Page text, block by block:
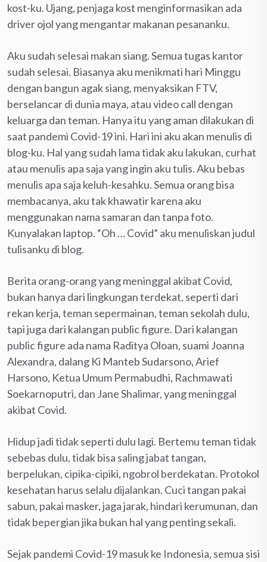
kost-ku. Ujang, penjaga kost menginformasikan ada
driver ojol yang mengantar makanan pesananku.
Aku sudah selesai makan siang. Semua tugas kantor
sudah selesai. Biasanya aku menikmati hari Minggu
dengan bangun agak siang, menyaksikan FTV,
berselancar di dunia maya, atau video call dengan
keluarga dan teman. Hanya itu yang aman dilakukan di
saat pandemi Covid-19 ini. Hari ini aku akan menulis di
blog-ku. Hal yang sudah lama tidak aku lakukan, curhat
atau menulis apa saja yang ingin aku tulis. Aku bebas
menulis apa saja keluh-kesahku. Semua orang bisa
membacanya, aku tak khawatir karena aku
menggunakan nama samaran dan tanpa foto.
Kunyalakan laptop. “Oh … Covid” aku menuliskan judul
tulisanku di blog.
Berita orang-orang yang meninggal akibat Covid,
bukan hanya dari lingkungan terdekat, seperti dari
rekan kerja, teman sepermainan, teman sekolah dulu,
tapi juga dari kalangan public figure. Dari kalangan
public figure ada nama Raditya Oloan, suami Joanna
Alexandra, dalang Ki Manteb Sudarsono, Arief
Harsono, Ketua Umum Permabudhi, Rachmawati
Soekarnoputri, dan Jane Shalimar, yang meninggal
akibat Covid.
Hidup jadi tidak seperti dulu lagi. Bertemu teman tidak
sebebas dulu, tidak bisa saling jabat tangan,
berpelukan, cipika-cipiki, ngobrol berdekatan. Protokol
kesehatan harus selalu dijalankan. Cuci tangan pakai
sabun, pakai masker, jaga jarak, hindari kerumunan, dan
tidak bepergian jika bukan hal yang penting sekali.
Sejak pandemi Covid-19 masuk ke Indonesia, semua sisi